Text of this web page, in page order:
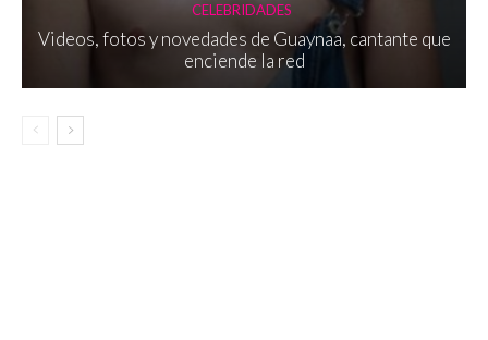
CELEBRIDADES
Videos, fotos y novedades de Guaynaa, cantante que
enciende la red